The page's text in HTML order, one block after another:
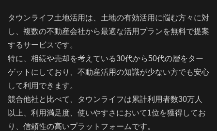
タウンライフ土地活用は、土地の有効活用に悩む方々に対
し、複数の不動産会社から最適な活用プランを無料で提案
するサービスです。
特に、相続や売却を考えている30代から50代の層をター
ゲットにしており、不動産活用の知識が少ない方でも安心
して利用できます。
競合他社と比べて、タウンライフは累計利用者数30万人
以上、利用満足度、使いやすさにおいて1位を獲得してお
り、信頼性の高いプラットフォームです。